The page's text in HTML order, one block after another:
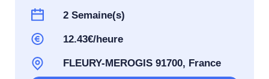
2 Semaine(s)
12.43€/heure
FLEURY-MEROGIS 91700, France